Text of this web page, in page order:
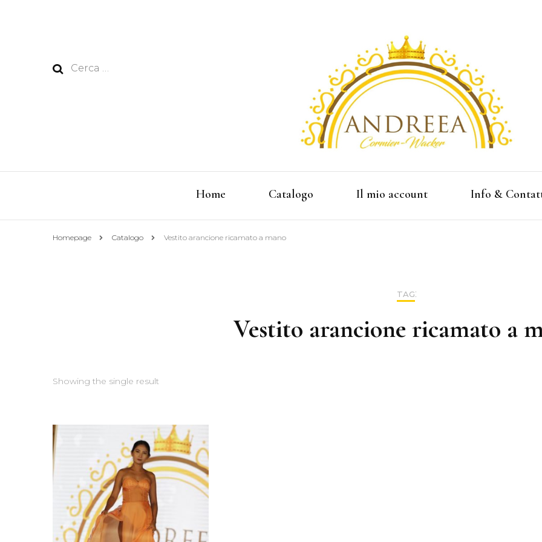
Ricerca
Home Catalogo Il mio account Info &
Homepage Catalogo Vestito arancione ricamato a mano
TAG:
Vestito arancione ricamato a
Showing the single result